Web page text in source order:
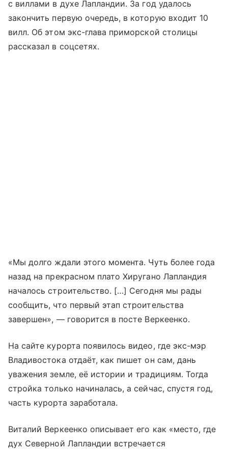
с виллами в духе Лапландии. За год удалось
закончить первую очередь, в которую входит 10
вилл. Об этом экс-глава приморской столицы
рассказал в соцсетях.
«Мы долго ждали этого момента. Чуть более года
назад на прекрасном плато Хиругано Лапландия
началось строительство. […] Сегодня мы рады
сообщить, что первый этап строительства
завершен», — говорится в посте Веркеенко.
На сайте курорта появилось видео, где экс-мэр
Владивостока отдаёт, как пишет он сам, дань
уважения земле, её истории и традициям. Тогда
стройка только начиналась, а сейчас, спустя год,
часть курорта заработала.
Виталий Веркеенко описывает его как «место, где
дух Северной Лапландии встречается